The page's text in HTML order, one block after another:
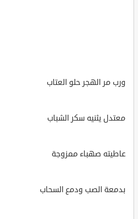
ورب مر الهجر حلو العتاب
معتدل يثنيه سكر الشباب
عاطيته صهباء ممزوجة
بدمعة الصب ودمع السحاب